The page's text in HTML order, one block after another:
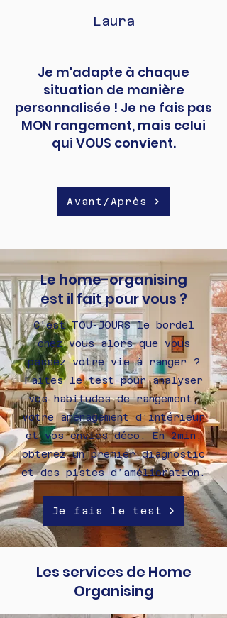
Laura
Je m'adapte à chaque
situation de manière
personnalisée ! Je ne fais pas
MON rangement, mais celui
qui VOUS convient.
Avant/Après
Le home-organising
est il fait pour vous ?
C'est TOU-JOURS le bordel
chez vous alors que vous
passez votre vie à ranger ?
Faites le test pour analyser
vos habitudes de rangement,
votre aménagement d’intérieur
et vos envies déco. En 2min,
obtenez un premier diagnostic
et des pistes d’amélioration.
Je fais le test
Les services de Home
Organising